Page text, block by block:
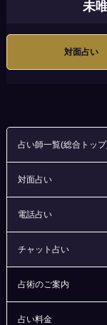
未
対面占い
占い師一覧(総合トッ
対面占い
電話占い
チャット占い
占術のご案内
占い料金